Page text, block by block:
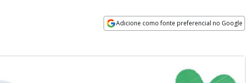
Adicione como fonte preferencial no Google